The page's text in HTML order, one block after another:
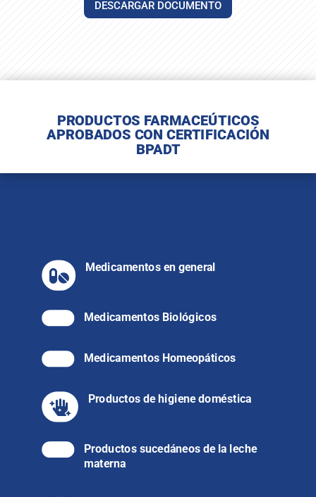
DESCARGAR DOCUMENTO
PRODUCTOS FARMACEÚTICOS
APROBADOS CON CERTIFICACIÓN
BPADT
 Medicamentos en general
Medicamentos Biológicos
Medicamentos Homeopáticos
 Productos de higiene doméstica
Productos sucedáneos de la leche
materna